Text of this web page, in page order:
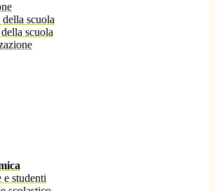
scuola
scuola
e studenti